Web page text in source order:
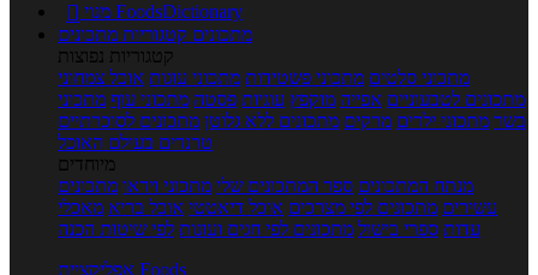

מנוי FoodsDictionary
מתכונים קטגוריות מתכונים
קטגוריות נפוצות
מתכוני סלטים מתכוני פשטידות מתכוני עוגות אוכל צמחוני
מתכונים לטבעוניים אפייה מוקפץ עוגיות פסטה מתכוני עוף מתכוני
בשר מתכוני ילדים מרקים מתכונים ללא גלוטן מתכונים לסוכרתיים
טרנדים בעולם האוכל
מיוחדים
מנתח המתכונים ספר המתכונים שלי מתכוני וידאו מתכונים
עשירים מתכונים לפי מצרכים אוכל דיאטטי אוכל בריא מאכלי
עדות ספרי בישול מתכונים לפי חגים ועונות לפי שיטות הכנה
אפליקציית Foods